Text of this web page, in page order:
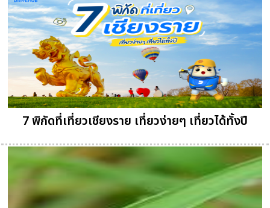
7 พิกัดที่เที่ยวเชียงราย เที่ยวง่ายๆ เที่ยวได้ทั้งปี